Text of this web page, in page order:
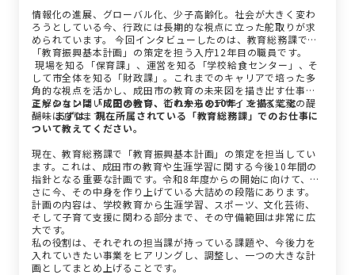
情報化の進展、グローバル化、少子高齢化。社会が大きく変わ
ろうとしている今、行政には長期的な視点に立った舵取りが求
められています。 今回インタビューしたのは、教育総務課で
「教育振興基本計画」の策定を担う入庁12年目の職員です。
現場を知る「保育課」、運営を知る「学校給食センター」、そ
して市全体を知る「財政課」。これまでのキャリアで培った多
角的な視点を活かし、成田市の教育の未来図を描き出す仕事。
正解のない問いに向き合い、街の未来をデザインする業務の醍
醐味に迫ります。
ミッションは「成田の教育、これからの10年」を描くこと
── まずは、現在所属されている「教育総務課」でのお仕事に
ついて教えてください。
現在、教育総務課で「教育振興基本計画」の策定を担当してい
ます。これは、成田市の教育や生涯学習に関する今後10年間の
指針となる重要な計画です。令和8年度からの開始に向けて、ま
さに今、その中身を作り上げている大詰めの段階にあります。
計画の内容は、学校教育から生涯学習、スポーツ、文化芸術、
そして子育て支援に関わる部分まで、その守備範囲は非常に広
大です。
私の役割は、それぞれの担当課が持っている課題や、今後力を
入れていきたい事業をヒアリングし、調整し、一つの大きな計
画としてまとめ上げることです。